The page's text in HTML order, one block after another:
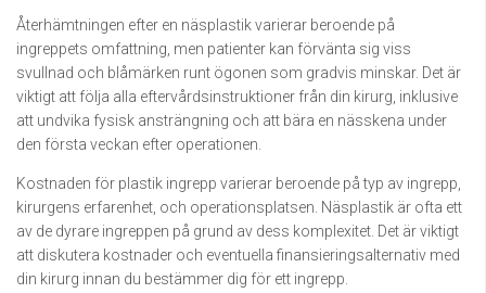
Återhämtningen efter en näsplastik varierar beroende på
ingreppets omfattning, men patienter kan förvänta sig viss
svullnad och blåmärken runt ögonen som gradvis minskar. Det är
viktigt att följa alla eftervårdsinstruktioner från din kirurg, inklusive
att undvika fysisk ansträngning och att bära en nässkena under
den första veckan efter operationen.
Kostnaden för plastik ingrepp varierar beroende på typ av ingrepp,
kirurgens erfarenhet, och operationsplatsen. Näsplastik är ofta ett
av de dyrare ingreppen på grund av dess komplexitet. Det är viktigt
att diskutera kostnader och eventuella finansieringsalternativ med
din kirurg innan du bestämmer dig för ett ingrepp.